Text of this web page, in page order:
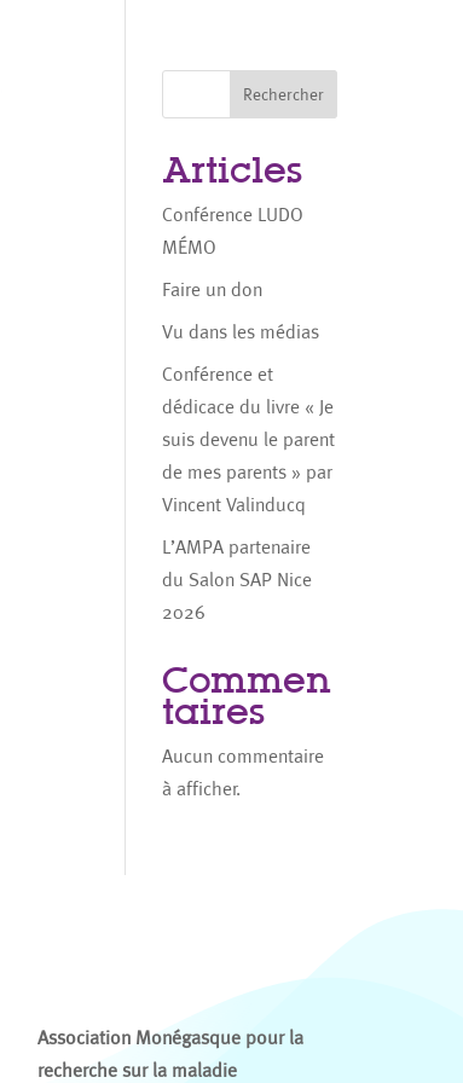
Rechercher
Articles
Conférence LUDO
MÉMO
Faire un don
Vu dans les médias
Conférence et
dédicace du livre « Je
suis devenu le parent
de mes parents » par
Vincent Valinducq
L’AMPA partenaire
du Salon SAP Nice
2026
Commen
taires
Aucun commentaire
à afficher.
Association Monégasque pour la
recherche sur la maladie